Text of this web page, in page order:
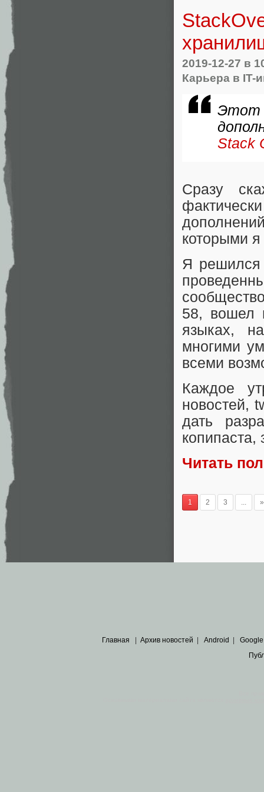
2019-12-27 в
Карьера в IT-
Stack
Сразу
которыми
Я решился
58,
языках,
многими
всеми
Каждое
новостей,
дать
Читать
1 2 3 ... »
Главная Архив новостей Android Google